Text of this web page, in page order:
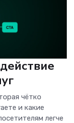
чётко
и какие
легче